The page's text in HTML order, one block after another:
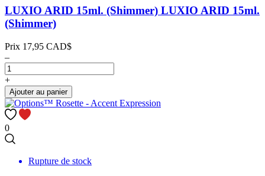
LUXIO ARID 15ml. (Shimmer) LUXIO ARID 15ml.
(Shimmer)
Prix 17,95 CAD$
–
+
Ajouter au panier
0
Rupture de stock